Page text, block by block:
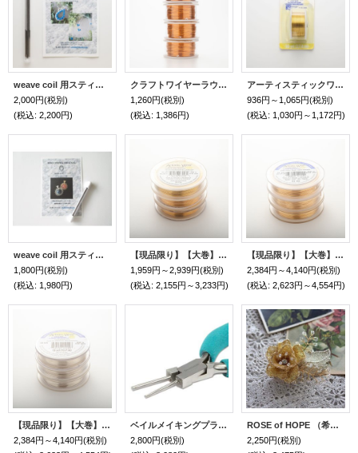
weave coil 用スティック(φ1,2×約120mm 6本, φ1.2x約50mm 6本）
2,000円(税別)
(税込: 2,200円)
クラフトワイヤーラウンド（NTブロンズ・#24,#26現品限り)
1,260円(税別)
(税込: 1,386円)
アーティスティックワイヤー・ラウンド（NTブラス #18から#32）
936円～1,065円(税別)
(税込: 1,030円～1,172円)
weave coil 用スティック(φ0,7×70mm×10本 φ0,9×90mm×10本）
1,800円(税別)
(税込: 1,980円)
【現品限り】【大巻】アーティスティックワイヤー・丸線（NTブラス#24#26#28#30）
1,959円～2,939円(税別)
(税込: 2,155円～3,233円)
【現品限り】【大巻】アーティスティックワイヤー・丸線（NTゴールド #24#26#28）
2,384円～4,140円(税別)
(税込: 2,623円～4,554円)
【現品限り】【大巻】アーティスティックワイヤー・丸線（NTシルバー#24#26#28）
2,384円～4,140円(税別)
ベイルメイキングプライヤーズ（1.5&2.5mm）
2,800円(税別)
ROSE of HOPE （希望の薔薇）2way ブローチ by 余合ナオミ
2,250円(税別)